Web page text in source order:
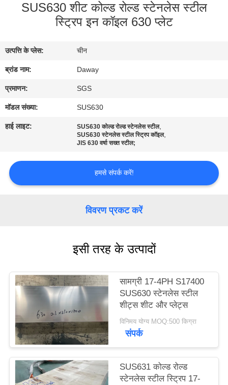
गुणवत्ता
नियंत्रण
संपर्क
एक
उद्धरण
साइटमैप
PRIVACY
POLICY
SUS630 शीट कोल्ड रोल्ड स्टेनलेस स्टील
स्ट्रिप इन कॉइल 630 प्लेट
उत्पत्ति के प्लेस: चीन
ब्रांड नाम: Daway
प्रमाणन: SGS
मॉडल संख्या: SUS630
हाई लाइट: SUS630 कोल्ड रोल्ड स्टेनलेस स्टील,
SUS630 स्टेनलेस स्टील स्ट्रिप कॉइल,
JIS 630 वर्षा सख्त स्टील;
हमसे संपर्क करें!
विवरण प्रकट करें
इसी तरह के उत्पादों
सामग्री 17-4PH S17400
SUS630 स्टेनलेस स्टील
शीट्स शीट और प्लेट्स
विनिमय योग्य MOQ:500 किग्रा
संपर्क
SUS631 कोल्ड रोल्ड
स्टेनलेस स्टील स्ट्रिप 17-